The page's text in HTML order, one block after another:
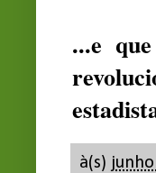
...e
à(s)